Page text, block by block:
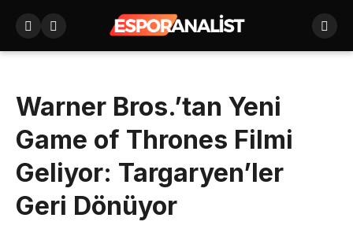
Warner Bros.’tan Yeni
Game of Thrones Filmi
Geliyor: Targaryen’ler
Geri Dönüyor